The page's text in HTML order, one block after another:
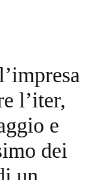
l’iter,
e
dei